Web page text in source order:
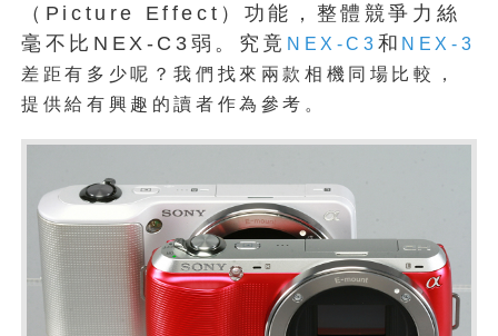
（Picture Effect）功能，整體競爭力絲
毫不比NEX-C3弱。究竟 NEX-C3 和 NEX-3
差距有多少呢？我們找來兩款相機同場比較，
提供給有興趣的讀者作為參考。